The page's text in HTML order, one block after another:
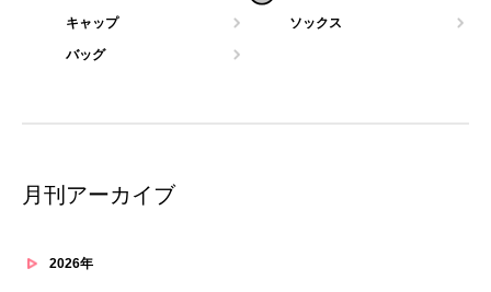
キャップ ソックス
バッグ
月刊アーカイブ
2026年